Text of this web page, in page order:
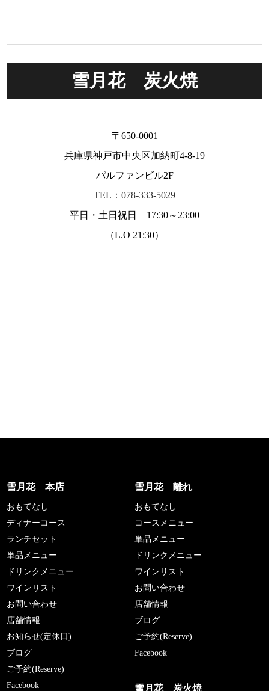
雪月花 炭火焼
〒650-0001
兵庫県神戸市中央区加納町4-8-19
パルファンビル2F
TEL：078-333-5029
平日・土日祝日 17:30～23:00
（L.O 21:30）
雪月花 本店
おもてなし
ディナーコース
ランチセット
単品メニュー
ドリンクメニュー
ワインリスト
お問い合わせ
店舗情報
お知らせ(定休日)
ブログ
ご予約(Reserve)
Facebook
雪月花 離れ
おもてなし
コースメニュー
単品メニュー
ドリンクメニュー
ワインリスト
お問い合わせ
店舗情報
ブログ
ご予約(Reserve)
Facebook
雪月花 炭火焼